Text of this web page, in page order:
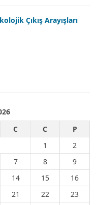
Çıkış Arayışları
C C
P
1
2
7 8
9
14 15
16
21 22
23